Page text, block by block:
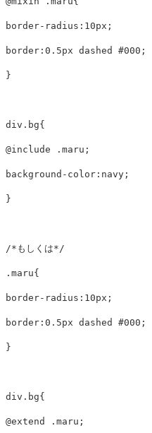
border-radius : 10px ;
border : 0 .5px dashed #000 ;
}
div .bg{
@include .maru ;
background-color :navy ;
}
/*もしくは*/
.maru{
border-radius : 10px ;
border : 0 .5px dashed #000 ;
}
div .bg{
@extend .maru ;